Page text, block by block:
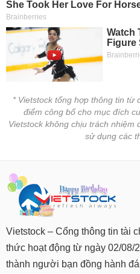
* Vietstock tổng hợp thông tin từ
điểm công bố cho mục đích
Vietstock không chịu trách nhiệm
sử dụng các
Vietstock – Cổng thông tin tài
thức hoạt động từ ngày 02/
thành người bạn đồng hành
chính